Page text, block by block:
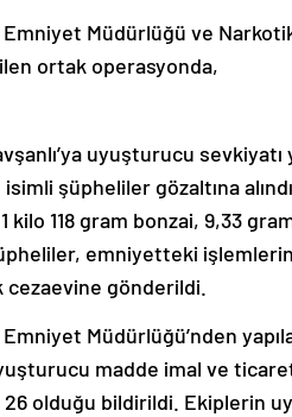
Emniyet Müdürlüğü ve
ortak operasyonda,
uyuşturucu
şüpheliler gözaltına
kilo 118 gram bonzai, 9,33
emniyetteki
gönderildi.
Müdürlüğü’nden
madde imal ve
olduğu bildirildi. Ekiplerin